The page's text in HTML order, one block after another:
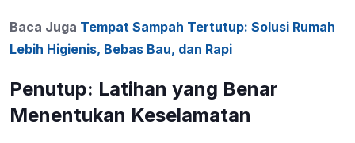
Baca Juga Tempat Sampah Tertutup: Solusi Rumah
Lebih Higienis, Bebas Bau, dan Rapi
Penutup: Latihan yang Benar
Menentukan Keselamatan